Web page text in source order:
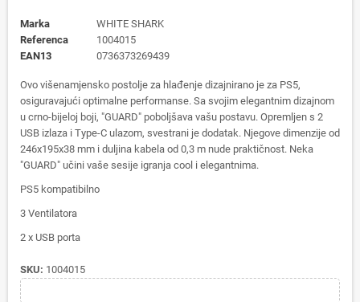
Marka
WHITE SHARK
Referenca
1004015
EAN13
0736373269439
Ovo višenamjensko postolje za hlađenje dizajnirano je za PS5,
osiguravajući optimalne performanse. Sa svojim elegantnim dizajnom
u crno-bijeloj boji, "GUARD" poboljšava vašu postavu. Opremljen s 2
USB izlaza i Type-C ulazom, svestrani je dodatak. Njegove dimenzije od
246x195x38 mm i duljina kabela od 0,3 m nude praktičnost. Neka
"GUARD" učini vaše sesije igranja cool i elegantnima.
PS5 kompatibilno
3 Ventilatora
2 x USB porta
SKU: 1004015